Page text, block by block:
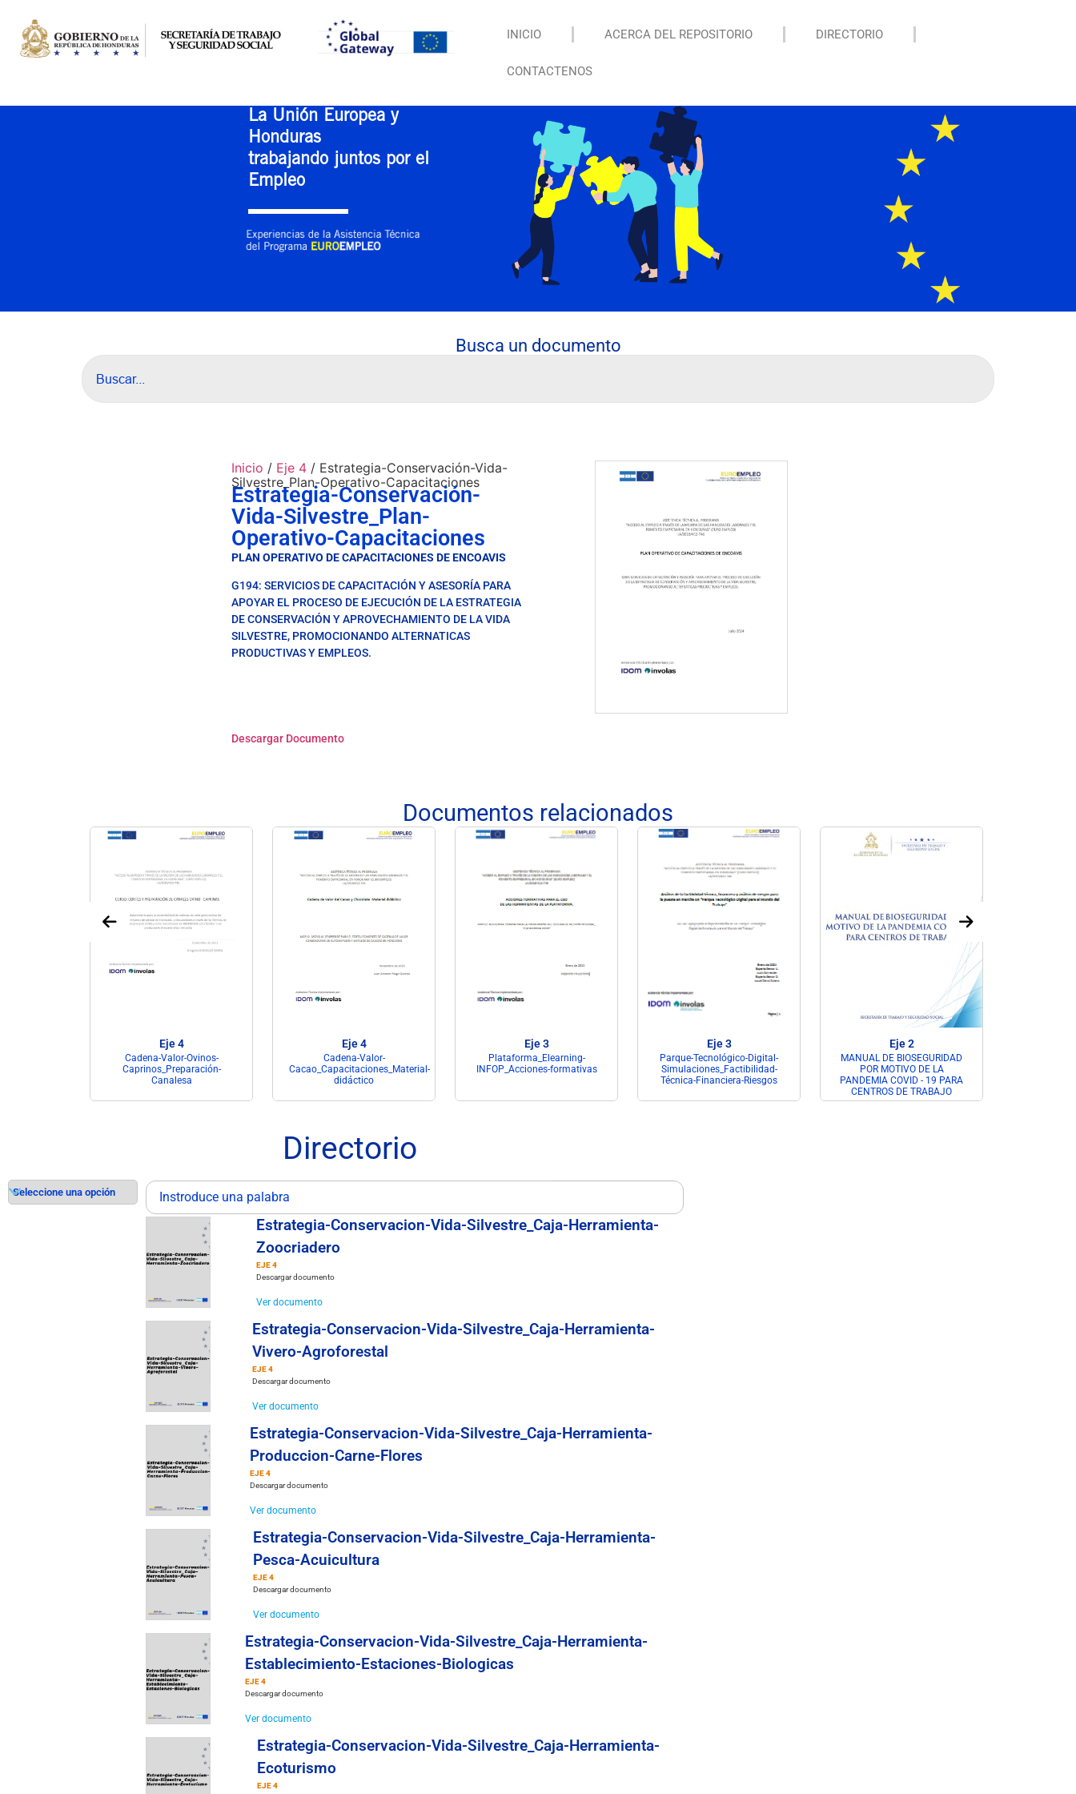
INICIO ACERCA DEL REPOSITORIO DIRECTORIO
CONTACTENOS
La Unión Europea y
Honduras
trabajando juntos por el
Empleo
Busca un documento
Inicio / Eje 4/ Estrategia-Conservación-Vida-
Silvestre_Plan-Operativo-Capacitaciones
Estrategia-Conservación-
Vida-Silvestre_Plan-
Operativo-Capacitaciones
PLAN OPERATIVO DE CAPACITACIONES DE ENCOAVIS
G194: SERVICIOS DE CAPACITACIÓN Y ASESORÍA PARA
APOYAR EL PROCESO DE EJECUCIÓN DE LA ESTRATEGIA
DE CONSERVACIÓN Y APROVECHAMIENTO DE LA VIDA
SILVESTRE, PROMOCIONANDO ALTERNATICAS
PRODUCTIVAS Y EMPLEOS.
Descargar Documento
Documentos relacionados
Eje 4
Cadena-Valor-Ovinos-
Caprinos_Preparación-
Canalesa
Eje 4
Cadena-Valor-
Cacao_Capacitaciones_Material-
didáctico
Eje 3
Plataforma_Elearning-
INFOP_Acciones-formativas
Eje 3
Parque-Tecnológico-Digital-
Simulaciones_Factibilidad-
Técnica-Financiera-Riesgos
Eje 2
MANUAL DE BIOSEGURIDAD
POR MOTIVO DE LA
PANDEMIA COVID - 19 PARA
CENTROS DE TRABAJO
Directorio
Estrategia-Conservacion-Vida-Silvestre_Caja-Herramienta-
Zoocriadero
EJE 4
Descargar documento
Ver documento
Estrategia-Conservacion-Vida-Silvestre_Caja-Herramienta-
Vivero-Agroforestal
EJE 4
Descargar documento
Ver documento
Estrategia-Conservacion-Vida-Silvestre_Caja-Herramienta-
Produccion-Carne-Flores
EJE 4
Descargar documento
Ver documento
Estrategia-Conservacion-Vida-Silvestre_Caja-Herramienta-
Pesca-Acuicultura
EJE 4
Descargar documento
Ver documento
Estrategia-Conservacion-Vida-Silvestre_Caja-Herramienta-
Establecimiento-Estaciones-Biologicas
EJE 4
Descargar documento
Ver documento
Estrategia-Conservacion-Vida-Silvestre_Caja-Herramienta-
Ecoturismo
EJE 4